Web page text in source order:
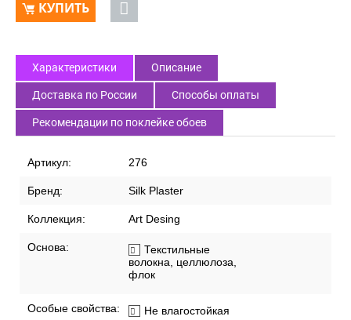
КУПИТЬ
Характеристики Описание
Доставка по России Способы оплаты
Рекомендации по поклейке обоев
Артикул: 276
Бренд: Silk Plaster
Коллекция: Art Desing
Основа:
Текстильные
волокна, целлюлоза,
флок
Особые свойства: Не влагостойкая